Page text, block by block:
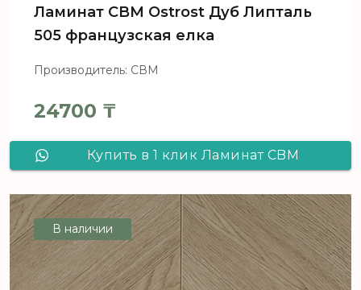
Ламинат CBM Ostrost Дуб Липталь
505 французская елка
Производитель: СВМ
24700 ₸
Купить в 1 клик Ламинат CBM
французская елка
В наличии